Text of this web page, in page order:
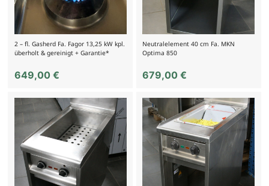
2 – fl. Gasherd Fa. Fagor 13,25 kW kpl.
überholt & gereinigt + Garantie*
649,00 €
Neutralelement 40 cm Fa. MKN
Optima 850
679,00€